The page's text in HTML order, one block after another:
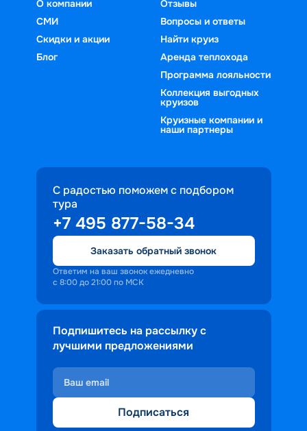
О компании
СМИ
Скидки и акции
Блог
Отзывы
Вопросы и ответы
Найти круиз
Аренда теплохода
Программа лояльности
Коллекция выгодных
круизов
Круизные компании и
наши партнеры
С радостью поможем с подбором
тура
+7 495 877-58-34
Заказать обратный звонок
Ответим на ваш звонок ежедневно
с 8:00 до 21:00 по МСК
Подпишитесь на рассылку с
лучшими предложениями
Подписаться